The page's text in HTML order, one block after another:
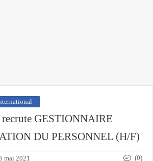
recrute GESTIONNAIRE
DU PERSONNEL (H/F)
mai 2021 (0)